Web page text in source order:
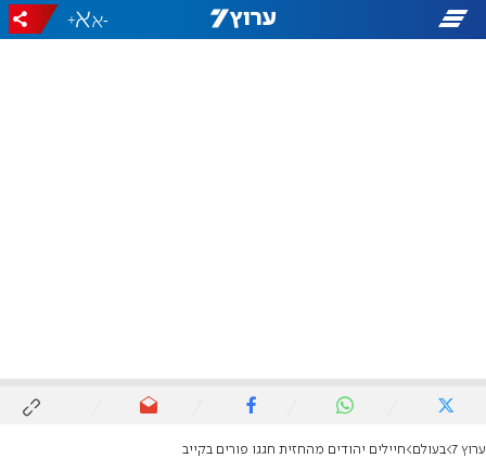
-
+
ערוץ 7 בעולם חיילים יהודים מהחזית חגגו פורים בקייב